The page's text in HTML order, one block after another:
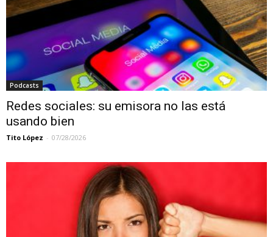
Podcasts
Redes sociales: su emisora no las está
usando bien
Tito López - 07/28/2026